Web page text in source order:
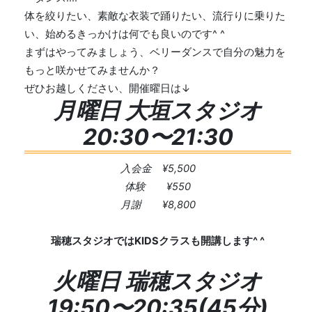
体を絞りたい、素敵な衣装で踊りたい、流行りに乗りた
い、始めるきっかけは何でも良いのです^ ^
まずはやってみましょう、ベリーダンスで自分の魅力を
もっと咲かせてみませんか？
ぜひお越しください、開催曜日は↓
月曜日 大垣スタジオ
20:30〜21:30
入会金 ¥5,500
体験 ¥550
月謝
¥8,800
瑞穂スタジオではKIDSクラスも開講します^ ^
火曜日 瑞穂スタジオ